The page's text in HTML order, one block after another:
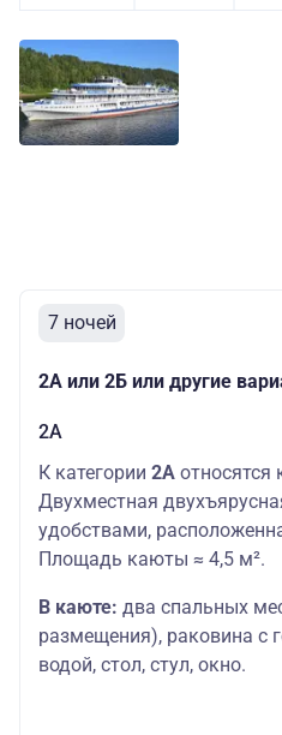
7 ночей
2А или 2Б или другие
2А
К категории 2А относятся
Двухместная
удобствами,
Площадь каюты ≈ 4,5 м².
В каюте: два спальных
размещения), раковина с
водой, стол, стул, окно.